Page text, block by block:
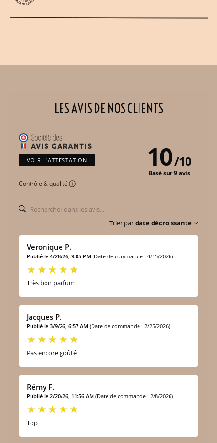
LES AVIS DE NOS CLIENTS
VOIR L'ATTESTATION
Contrôle & qualité
10/10
Basé sur 9 avis
Trier pardate décroissante
Veronique P.
Publié le 4/28/26, 9:05 PM (Date de commande : 4/15/2026)
Très bon parfum
Jacques P.
Publié le 3/9/26, 6:57 AM (Date de commande : 2/25/2026)
Pas encore goûté
Rémy F.
Publié le 2/20/26, 11:56 AM (Date de commande : 2/8/2026)
Top